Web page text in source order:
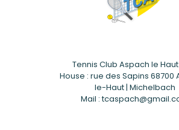
Tennis Club Aspach le
House : rue des Sapins 68700
le-Haut | Michelbach
Mail :